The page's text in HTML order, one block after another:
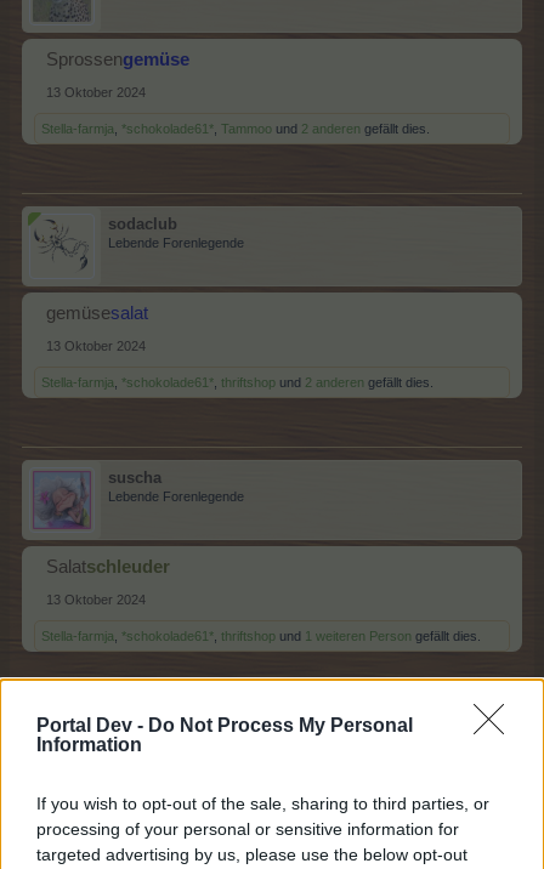
Portal Dev - Do Not Process My Personal
Information
If you wish to opt-out of the sale, sharing to third parties, or
processing of your personal or sensitive information for
targeted advertising by us, please use the below opt-out
Sprossengemüse
13 Oktober 2024
Stella-farmja *schokolade61* Tammoo und 2 anderen gefällt dies.
sodaclub
Lebende Forenlegende
gemüsesalat
13 Oktober 2024
Stella-farmja *schokolade61* thriftshop und 2 anderen gefällt dies.
suscha
Lebende Forenlegende
Salatschleuder
13 Oktober 2024
Stella-farmja *schokolade61* thriftshop und 1 weiteren Person gefällt dies.
Tammoo
Lebende Forenlegende
Schleuder gang
13 Oktober 2024